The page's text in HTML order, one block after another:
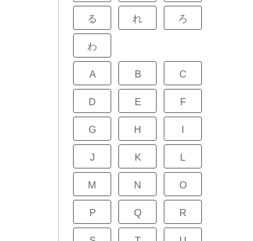
る れ ろ
わ
A B C
D E F
G H I
J K L
M N O
P Q R